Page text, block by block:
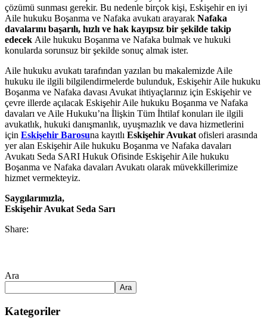
çözümü sunması gerekir. Bu nedenle birçok kişi, Eskişehir en iyi
Aile hukuku Boşanma ve Nafaka avukatı arayarak Nafaka
davalarını başarılı, hızlı ve hak kayıpsız bir şekilde takip
edecek Aile hukuku Boşanma ve Nafaka bulmak ve hukuki
konularda sorunsuz bir şekilde sonuç almak ister.
Aile hukuku avukatı tarafından yazılan bu makalemizde Aile
hukuku ile ilgili bilgilendirmelerde bulunduk, Eskişehir Aile hukuku
Boşanma ve Nafaka davası Avukat ihtiyaçlarınız için Eskişehir ve
çevre illerde açılacak Eskişehir Aile hukuku Boşanma ve Nafaka
davaları ve Aile Hukuku’na İlişkin Tüm İhtilaf konuları ile ilgili
avukatlık, hukuki danışmanlık, uyuşmazlık ve dava hizmetlerini
için Eskişehir Barosuna kayıtlı Eskişehir Avukatofisleri arasında
yer alan Eskişehir Aile hukuku Boşanma ve Nafaka davaları
Avukatı Seda SARI Hukuk Ofisinde Eskişehir Aile hukuku
Boşanma ve Nafaka davaları Avukatı olarak müvekkillerimize
hizmet vermekteyiz.
Saygılarımızla,
Eskişehir Avukat Seda Sarı
Share:
Ara
Ara
Kategoriler